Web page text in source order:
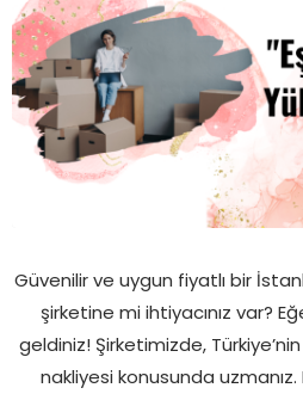
Güvenilir ve uygun fiyatlı bir
şirketine mi ihtiyacınız var?
geldiniz! Şirketimizde,
nakliyesi konusunda